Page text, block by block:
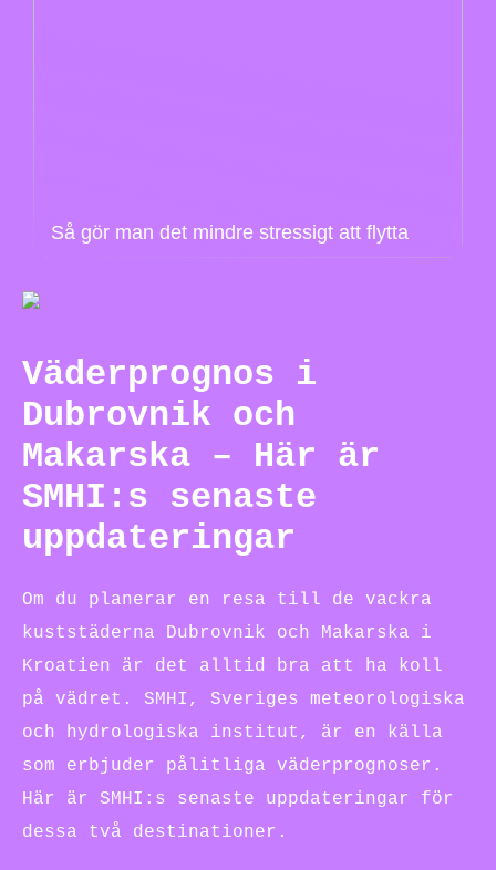
Så gör man det mindre stressigt att flytta
Väderprognos i
Dubrovnik och
Makarska – Här är
SMHI:s senaste
uppdateringar
Om du planerar en resa till de vackra
kuststäderna Dubrovnik och Makarska i
Kroatien är det alltid bra att ha koll
på vädret. SMHI, Sveriges meteorologiska
och hydrologiska institut, är en källa
som erbjuder pålitliga väderprognoser.
Här är SMHI:s senaste uppdateringar för
dessa två destinationer.